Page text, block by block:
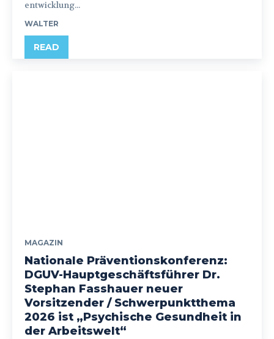
entwicklung...
WALTER
READ
MAGAZIN
Nationale Präventionskonferenz:
DGUV-Hauptgeschäftsführer Dr.
Stephan Fasshauer neuer
Vorsitzender / Schwerpunktthema
2026 ist „Psychische Gesundheit in
der Arbeitswelt“